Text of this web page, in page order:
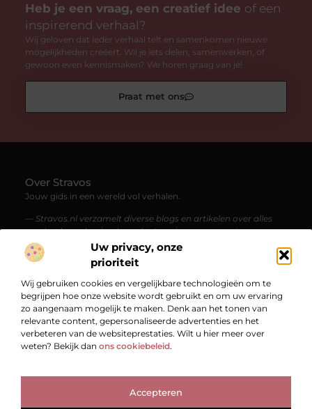
Uw privacy, onze
prioriteit
Wij gebruiken cookies en vergelijkbare technologieën om te
begrijpen hoe onze website wordt gebruikt en om uw ervaring
zo aangenaam mogelijk te maken. Denk aan het tonen van
relevante content, gepersonaliseerde advertenties en het
verbeteren van de websiteprestaties. Wilt u hier meer over
weten? Bekijk dan ons cookiebeleid.
Accepteren
Heb je een vraag, een creatief idee of een
inspirerend verhaal?
Wij geloven dat ieder verhaal telt en samenkomen nieuwe
mogelijkheden creëert. Wil je iets delen, samenwerken, of
gewoon even kennismaken? We horen graag van je!
Praat met ons
Over Stravos
Jouw gids in een wereld vol verhalen.
— Stravos.nl verzamelt diverse blogs en artikelen over alles
wat het leven boeiend maakt. Laat je meenemen in een
stroom van kennis, inspiratie en verrassende perspectieven.
Bericht categorie
Onze informatie